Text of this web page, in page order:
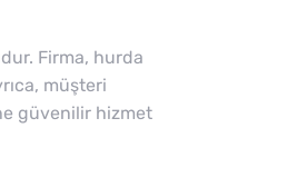
Firma, hurda
müşteri
güvenilir hizmet